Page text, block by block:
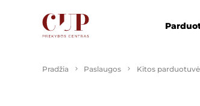
Pradžia Paslaugos Kitos